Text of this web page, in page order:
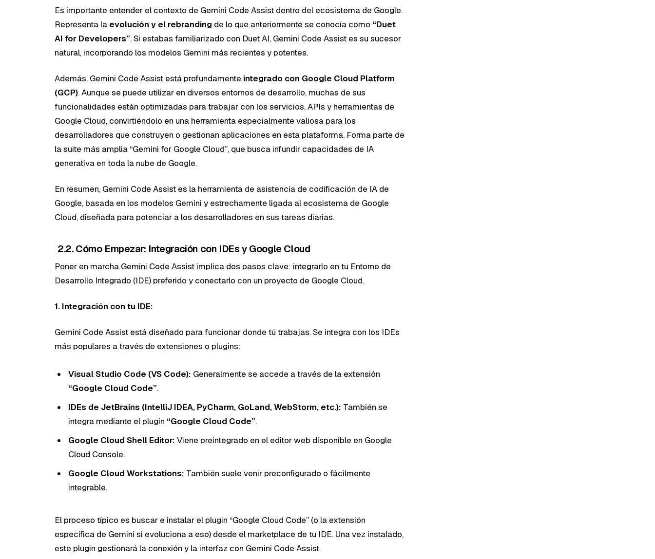
Es importante entender el contexto de Gemini Code Assist dentro del ecosistema de Google.
Representa la evolución y el rebranding de lo que anteriormente se conocía como “Duet
AI for Developers”. Si estabas familiarizado con Duet AI, Gemini Code Assist es su sucesor
natural, incorporando los modelos Gemini más recientes y potentes.
Además, Gemini Code Assist está profundamente integrado con Google Cloud Platform
(GCP). Aunque se puede utilizar en diversos entornos de desarrollo, muchas de sus
funcionalidades están optimizadas para trabajar con los servicios, APIs y herramientas de
Google Cloud, convirtiéndolo en una herramienta especialmente valiosa para los
desarrolladores que construyen o gestionan aplicaciones en esta plataforma. Forma parte de
la suite más amplia “Gemini for Google Cloud”, que busca infundir capacidades de IA
generativa en toda la nube de Google.
En resumen, Gemini Code Assist es la herramienta de asistencia de codificación de IA de
Google, basada en los modelos Gemini y estrechamente ligada al ecosistema de Google
Cloud, diseñada para potenciar a los desarrolladores en sus tareas diarias.
2.2. Cómo Empezar: Integración con IDEs y Google Cloud
Poner en marcha Gemini Code Assist implica dos pasos clave: integrarlo en tu Entorno de
Desarrollo Integrado (IDE) preferido y conectarlo con un proyecto de Google Cloud.
1. Integración con tu IDE:
Gemini Code Assist está diseñado para funcionar donde tú trabajas. Se integra con los IDEs
más populares a través de extensiones o plugins:
Visual Studio Code (VS Code): Generalmente se accede a través de la extensión
“Google Cloud Code”.
IDEs de JetBrains (IntelliJ IDEA, PyCharm, GoLand, WebStorm, etc.): También se
integra mediante el plugin “Google Cloud Code”.
Google Cloud Shell Editor: Viene preintegrado en el editor web disponible en Google
Cloud Console.
Google Cloud Workstations: También suele venir preconfigurado o fácilmente
integrable.
El proceso típico es buscar e instalar el plugin “Google Cloud Code” (o la extensión
específica de Gemini si evoluciona a eso) desde el marketplace de tu IDE. Una vez instalado,
este plugin gestionará la conexión y la interfaz con Gemini Code Assist.